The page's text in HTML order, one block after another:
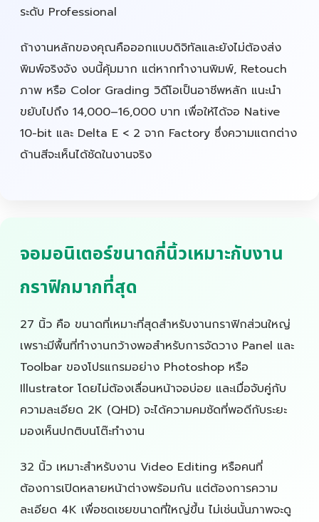
ระดับ Professional
ถ้างานหลักของคุณคือออกแบบดิจิทัลและยังไม่ต้องส่ง
พิมพ์จริงจัง งบนี้คุ้มมาก แต่หากทำงานพิมพ์, Retouch
ภาพ หรือ Color Grading วิดีโอเป็นอาชีพหลัก แนะนำ
ขยับไปถึง 14,000–16,000 บาท เพื่อให้ได้จอ Native
10-bit และ Delta E < 2 จาก Factory ซึ่งความแตกต่าง
ด้านสีจะเห็นได้ชัดในงานจริง
จอมอนิเตอร์ขนาดกี่นิ้วเหมาะกับงาน
กราฟิกมากที่สุด
27 นิ้ว คือ ขนาดที่เหมาะที่สุดสำหรับงานกราฟิกส่วนใหญ่
เพราะมีพื้นที่ทำงานกว้างพอสำหรับการจัดวาง Panel และ
Toolbar ของโปรแกรมอย่าง Photoshop หรือ
Illustrator โดยไม่ต้องเลื่อนหน้าจอบ่อย และเมื่อจับคู่กับ
ความละเอียด 2K (QHD) จะได้ความคมชัดที่พอดีกับระยะ
มองเห็นปกติบนโต๊ะทำงาน
32 นิ้ว เหมาะสำหรับงาน Video Editing หรือคนที่
ต้องการเปิดหลายหน้าต่างพร้อมกัน แต่ต้องการความ
ละเอียด 4K เพื่อชดเชยขนาดที่ใหญ่ขึ้น ไม่เช่นนั้นภาพจะดู